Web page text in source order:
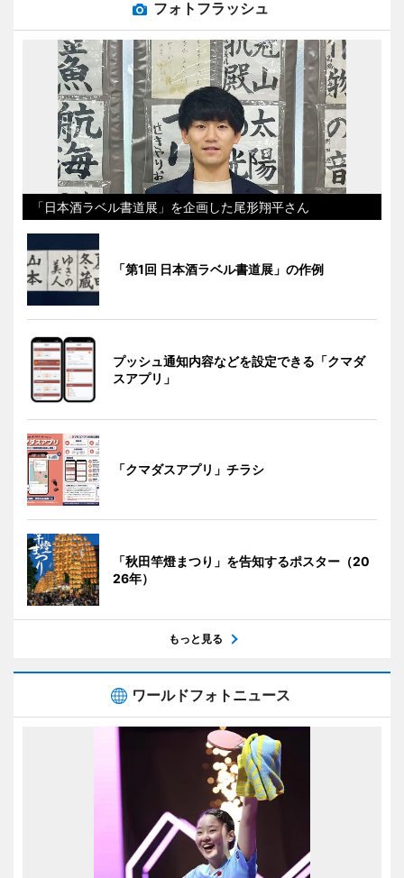
フォトフラッシュ
「日本酒ラベル書道展」を企画した尾形翔平さん
「第1回 日本酒ラベル書道展」の作例
プッシュ通知内容などを設定できる「クマダ
スアプリ」
「クマダスアプリ」チラシ
「秋田竿燈まつり」を告知するポスター（20
26年）
もっと見る
ワールドフォトニュース